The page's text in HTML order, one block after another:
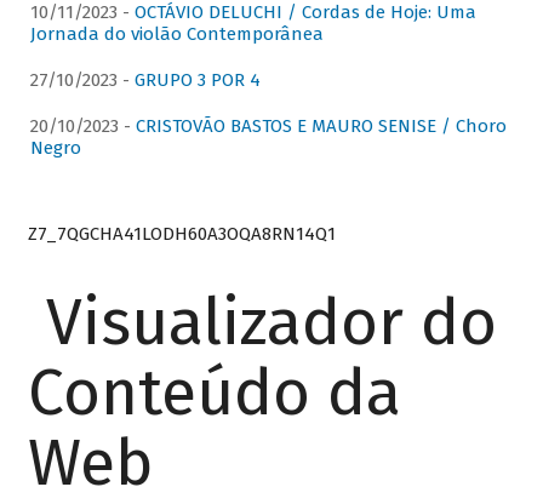
10/11/2023 - OCTÁVIO DELUCHI / Cordas de Hoje: Uma
Jornada do violão Contemporânea
27/10/2023 - GRUPO 3 POR 4
20/10/2023 - CRISTOVÃO BASTOS E MAURO SENISE / Choro
Negro
Z7_7QGCHA41LODH60A3OQA8RN14Q1
Visualizador do
Conteúdo da
Web